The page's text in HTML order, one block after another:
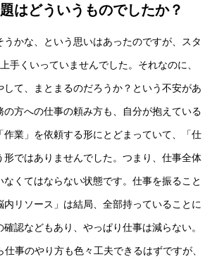
はどういうものでしたか？
かな、という思いはあったのですが、スタ
手くいっていませんでした。それなのに、
して、まとまるのだろうか？という不安があ
の方への仕事の頼み方も、自分が抱えている
作業」を依頼する形にとどまっていて、「仕
形ではありませんでした。つまり、仕事全体
なくてはならない状態です。仕事を振ること
内リソース」は結局、全部持っていることに
認などもあり、やっぱり仕事は減らない。
事のやり方も色々工夫できるはずですが、